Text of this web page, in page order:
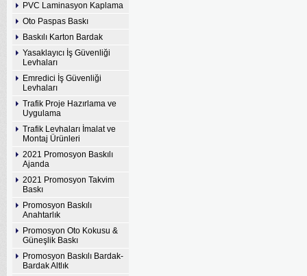
PVC Laminasyon Kaplama
Oto Paspas Baskı
Baskılı Karton Bardak
Yasaklayıcı İş Güvenliği
Levhaları
Emredici İş Güvenliği
Levhaları
Trafik Proje Hazırlama ve
Uygulama
Trafik Levhaları İmalat ve
Montaj Ürünleri
2021 Promosyon Baskılı
Ajanda
2021 Promosyon Takvim
Baskı
Promosyon Baskılı
Anahtarlık
Promosyon Oto Kokusu &
Güneşlik Baskı
Promosyon Baskılı Bardak-
Bardak Altlık